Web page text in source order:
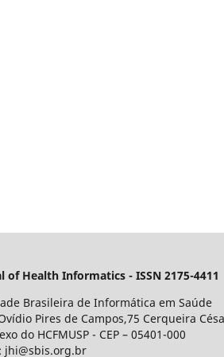
of Health Informatics - ISSN 2175-4411
Brasileira de Informática em Saúde
Pires de Campos,75 Cerqueira
do HCFMUSP - CEP – 05401-000
jhi@sbis.org.br